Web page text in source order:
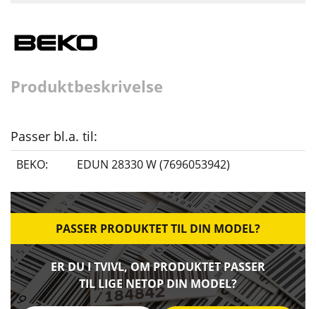
Produktbeskrivelse
Passer bl.a. til:
BEKO: EDUN 28330 W (7696053942)
PASSER PRODUKTET TIL DIN MODEL?
ER DU I TVIVL, OM PRODUKTET PASSER
TIL LIGE NETOP DIN MODEL?